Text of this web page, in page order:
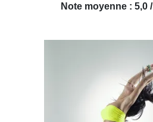
Note moyenne : 5,0